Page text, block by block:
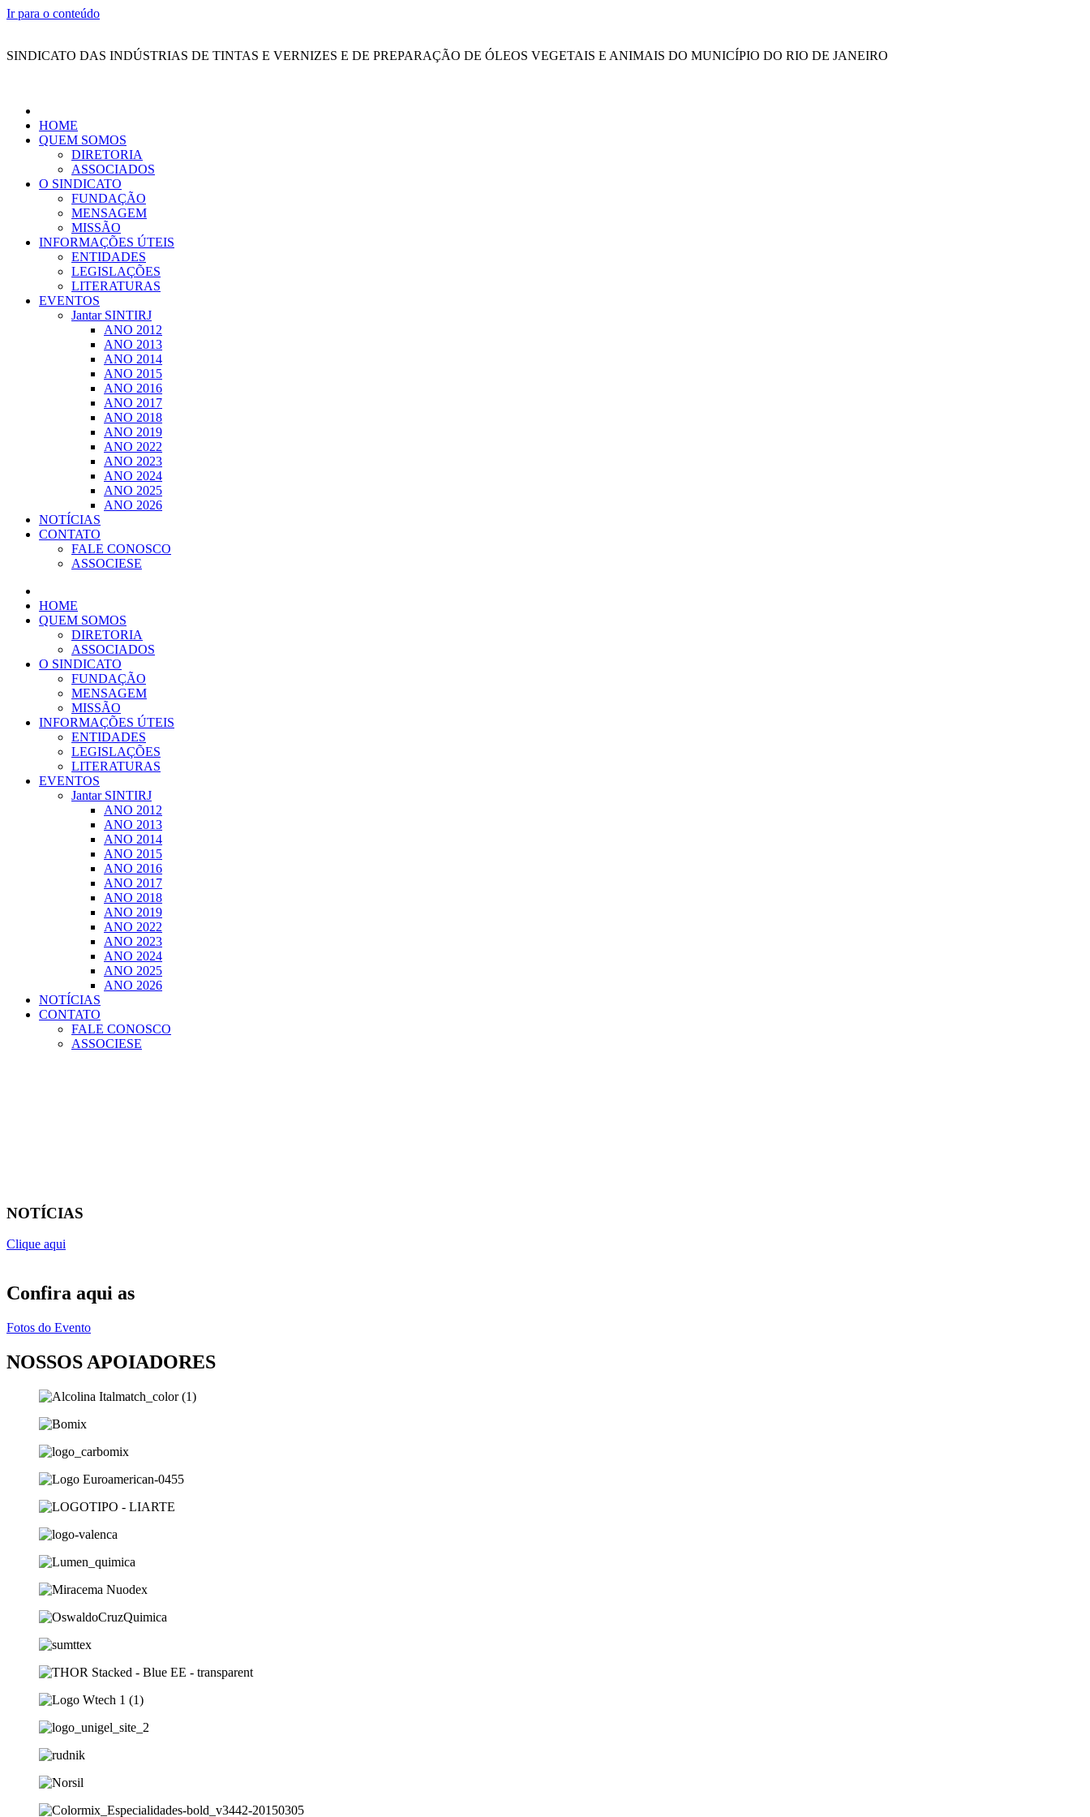
Ir para o conteúdo
SINDICATO DAS INDÚSTRIAS DE TINTAS E VERNIZES E DE PREPARAÇÃO DE ÓLEOS VEGETAIS E ANIMAIS DO MUNICÍPIO DO RIO DE JANEIRO
HOME
QUEM SOMOS
DIRETORIA
ASSOCIADOS
O SINDICATO
FUNDAÇÃO
MENSAGEM
MISSÃO
INFORMAÇÕES ÚTEIS
ENTIDADES
LEGISLAÇÕES
LITERATURAS
EVENTOS
Jantar SINTIRJ
ANO 2012
ANO 2013
ANO 2014
ANO 2015
ANO 2016
ANO 2017
ANO 2018
ANO 2019
ANO 2022
ANO 2023
ANO 2024
ANO 2025
ANO 2026
NOTÍCIAS
CONTATO
FALE CONOSCO
ASSOCIESE
HOME
QUEM SOMOS
DIRETORIA
ASSOCIADOS
O SINDICATO
FUNDAÇÃO
MENSAGEM
MISSÃO
INFORMAÇÕES ÚTEIS
ENTIDADES
LEGISLAÇÕES
LITERATURAS
EVENTOS
Jantar SINTIRJ
ANO 2012
ANO 2013
ANO 2014
ANO 2015
ANO 2016
ANO 2017
ANO 2018
ANO 2019
ANO 2022
ANO 2023
ANO 2024
ANO 2025
ANO 2026
NOTÍCIAS
CONTATO
FALE CONOSCO
ASSOCIESE
NOTÍCIAS
Clique aqui
Confira aqui as
Fotos do Evento
NOSSOS APOIADORES